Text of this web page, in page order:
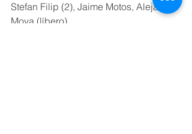
Stefan Filip (2), Jaime Motos, Alejandro
Moya (líbero).